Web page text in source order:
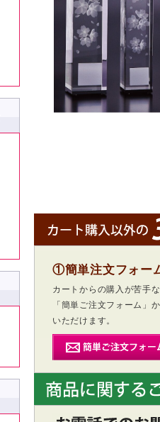
①簡単注文フォー
カートからの購入が苦手
「簡単ご注文フォーム」
いただけます。